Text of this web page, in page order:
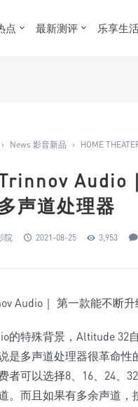
点 最新测评 乐享生
› News 影音新品 › HOME
Audio
声道处理器
院 2021-08-25 3,953
的特殊背景，Altitude 32
是多声道处理器很革命
者可以选择8、16、24、
。而且如果有多余声道